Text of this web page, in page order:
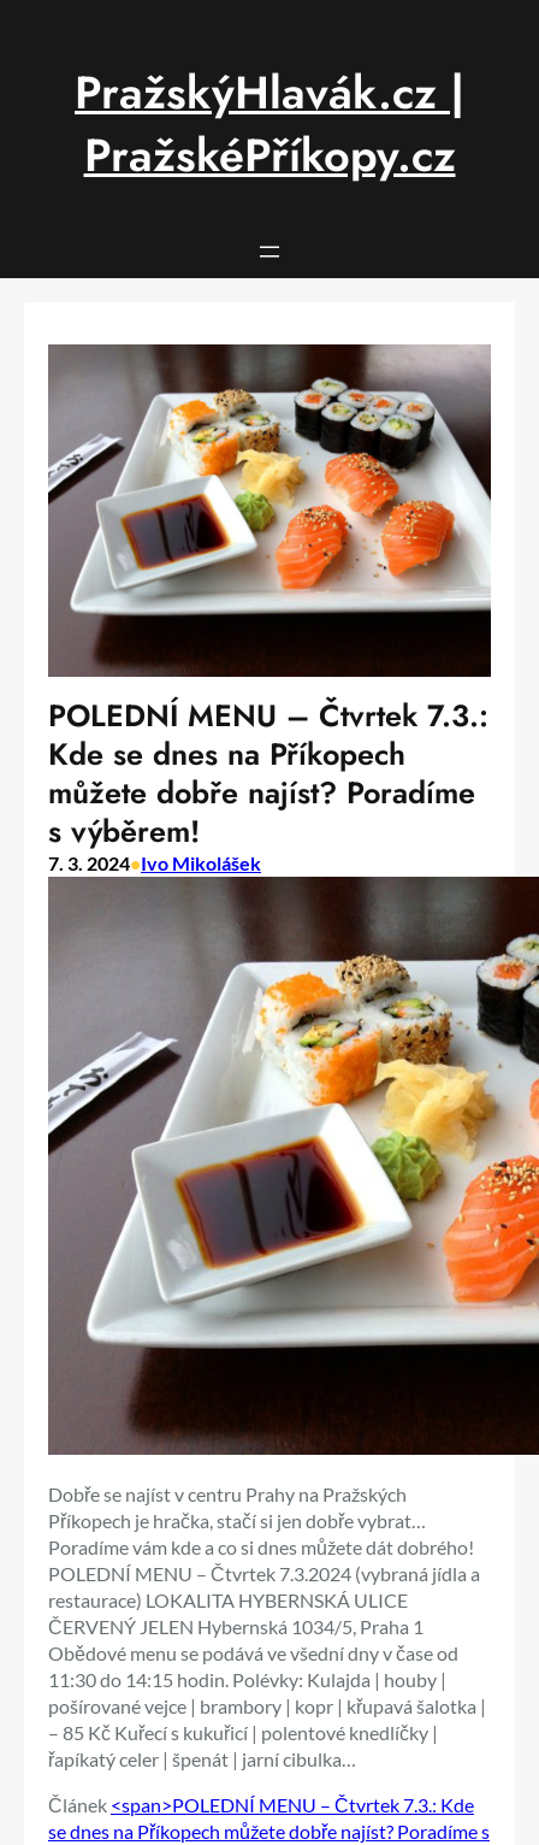
PražskýHlavák.cz |
PražskéPříkopy.cz
POLEDNÍ MENU – Čtvrtek 7.3.:
Kde se dnes na Příkopech
můžete dobře najíst? Poradíme
s výběrem!
7. 3. 2024•Ivo Mikolášek
Dobře se najíst v centru Prahy na Pražských
Příkopech je hračka, stačí si jen dobře vybrat…
Poradíme vám kde a co si dnes můžete dát dobrého!
POLEDNÍ MENU – Čtvrtek 7.3.2024 (vybraná jídla a
restaurace) LOKALITA HYBERNSKÁ ULICE
ČERVENÝ JELEN Hybernská 1034/5, Praha 1
Obědové menu se podává ve všední dny v čase od
11:30 do 14:15 hodin. Polévky: Kulajda | houby |
pošírované vejce | brambory | kopr | křupavá šalotka |
– 85 Kč Kuřecí s kukuřicí | polentové knedlíčky |
řapíkatý celer | špenát | jarní cibulka…
Článek <span>POLEDNÍ MENU – Čtvrtek 7.3.: Kde
se dnes na Příkopech můžete dobře najíst? Poradíme s